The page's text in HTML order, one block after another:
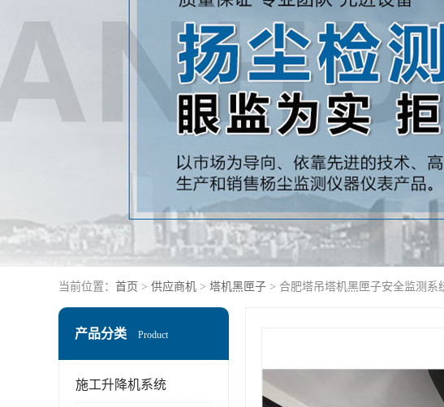
当前位置： 首页 > 供应商机 > 塔机黑匣子 > 合肥塔吊塔机黑匣子安全监测系
产品分类 Product
施工升降机系统